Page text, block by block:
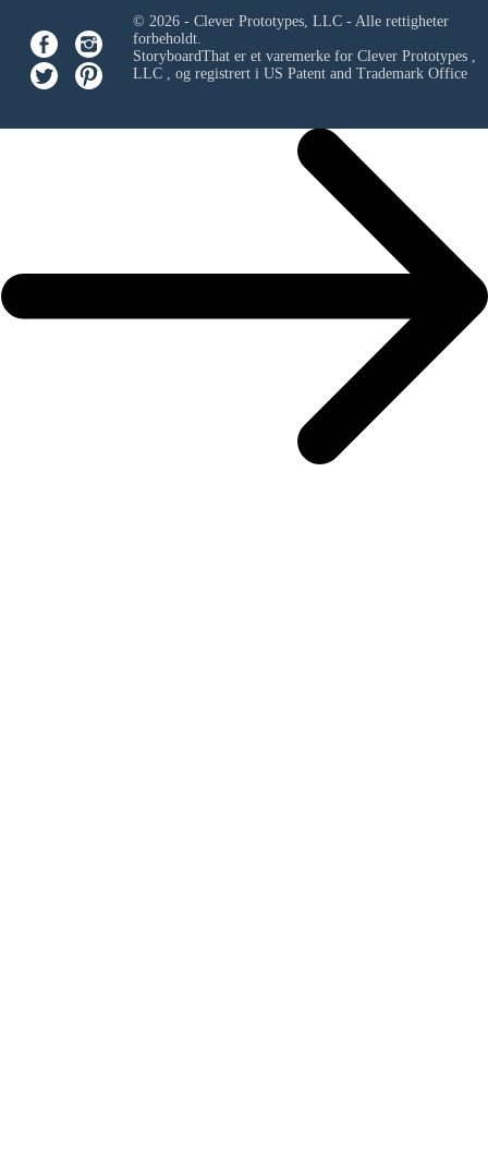
© 2026 - Clever Prototypes, LLC - Alle rettigheter
forbeholdt.
StoryboardThat er et varemerke for Clever Prototypes ,
LLC, og registrert i US Patent and Trademark Office